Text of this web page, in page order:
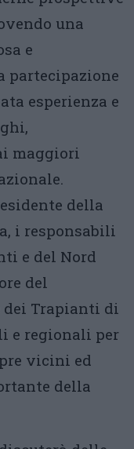
una
e
partecipazione
esperienza e
maggiori
della
i responsabili
e del Nord
del
Trapianti di
e regionali per
vicini ed
della